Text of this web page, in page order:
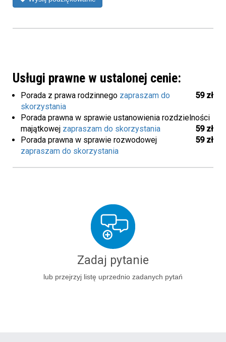
Usługi prawne w ustalonej cenie:
Porada z prawa rodzinnego 59 zł
zapraszam do
skorzystania
Porada prawna w sprawie ustanowienia rozdzielności
majątkowej
59 zł
zapraszam do skorzystania
Porada prawna w sprawie rozwodowej
59 zł
zapraszam do skorzystania
Zadaj pytanie
lub przejrzyj listę uprzednio zadanych pytań